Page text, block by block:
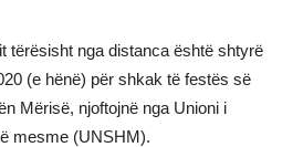
tërësisht nga distanca është shtyrë
(e hënë) për shkak të festës së
Mërisë, njoftojnë nga Unioni i
mesme (UNSHM).